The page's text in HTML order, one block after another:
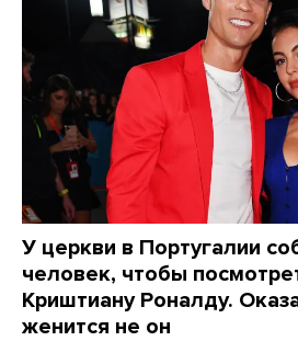
У церкви в Португалии
человек, чтобы
Криштиану Роналду.
женится не он